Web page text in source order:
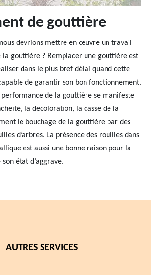
de gouttière
devrions mettre en œuvre un travail
la gouttière ? Remplacer une gouttière est
dans le plus bref délai quand cette
de garantir son bon fonctionnement.
performance de la gouttière se manifeste
la décoloration, la casse de la
le bouchage de la gouttière par des
d’arbres. La présence des rouilles dans
est aussi une bonne raison pour la
état d’aggrave.
AUTRES SERVICES